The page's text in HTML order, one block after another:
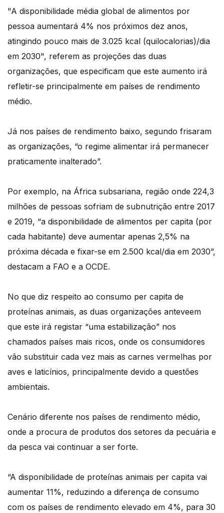
"A disponibilidade média global de alimentos por
pessoa aumentará 4% nos próximos dez anos,
atingindo pouco mais de 3.025 kcal (quilocalorias)/dia
em 2030", referem as projeções das duas
organizações, que especificam que este aumento irá
refletir-se principalmente em países de rendimento
médio.
Já nos países de rendimento baixo, segundo frisaram
as organizações, “o regime alimentar irá permanecer
praticamente inalterado”.
Por exemplo, na África subsariana, região onde 224,3
milhões de pessoas sofriam de subnutrição entre 2017
e 2019, “a disponibilidade de alimentos per capita (por
cada habitante) deve aumentar apenas 2,5% na
próxima década e fixar-se em 2.500 kcal/dia em 2030”,
destacam a FAO e a OCDE.
No que diz respeito ao consumo per capita de
proteínas animais, as duas organizações anteveem
que este irá registar “uma estabilização” nos
chamados países mais ricos, onde os consumidores
vão substituir cada vez mais as carnes vermelhas por
aves e laticínios, principalmente devido a questões
ambientais.
Cenário diferente nos países de rendimento médio,
onde a procura de produtos dos setores da pecuária e
da pesca vai continuar a ser forte.
“A disponibilidade de proteínas animais per capita vai
aumentar 11%, reduzindo a diferença de consumo
com os países de rendimento elevado em 4%, para 30